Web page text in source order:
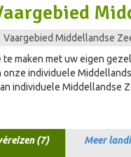
Vaargebied Middellandse
maken met uw eigen
onze individuele
individuele Middellandse
(7) Meer